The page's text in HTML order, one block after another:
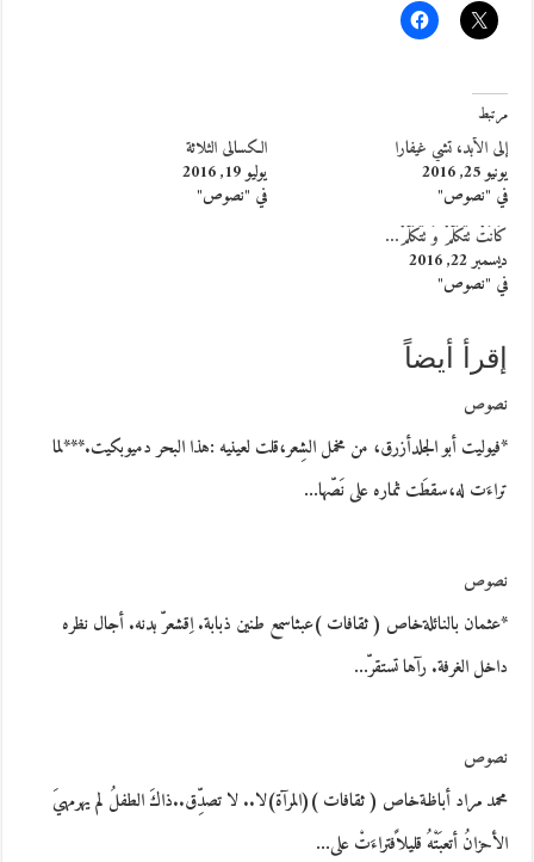
مرتبط
إلى الأبد، تشي غيفارا
يونيو 25, 2016
في "نصوص"
الكسالى الثلاثة
يوليو 19, 2016
في "نصوص"
كَانَتْ تَتَكَلَّمْ وَ تَتَكَلَّمْ…
ديسمبر 22, 2016
في "نصوص"
إقرأ أيضاً
نصوص
*فيوليت أبو الجلدأزرق، من مخمل الشِعر،قلت لعينيه :هذا البحر دميوبكيت.***لما
تراءَت له،سقطَت ثماره على نَصّها…
نصوص
*عثمان بالنائلةخاص ( ثقافات )عبثاسمع طنين ذبابة. اِقشعرّ بدنه. أجال نظره
داخل الغرفة. رآها تستقرّ…
نصوص
محمد مراد أباظةخاص ( ثقافات )(المرآة)لا.. لا تصدِّق..ذاكَ الطفلُ لم يهرمهيَ
الأحزانُ أتعبَتْهُ قليلاًفتراءَتْ على…